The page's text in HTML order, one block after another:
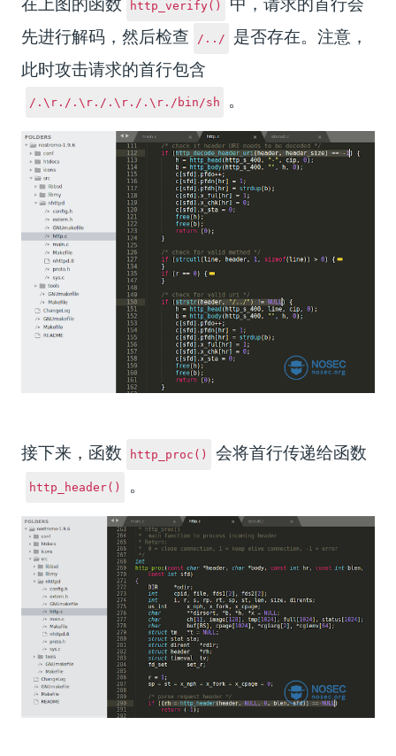
http_verify()
先进行解码，然后检查
/../
是否存在。注意，
此时攻击请求的首行包含
/.\r./.\r./.\r./.\r./bin/sh 。
接下来，函数 http_proc() 会将首行传递给函数
http_header() 。